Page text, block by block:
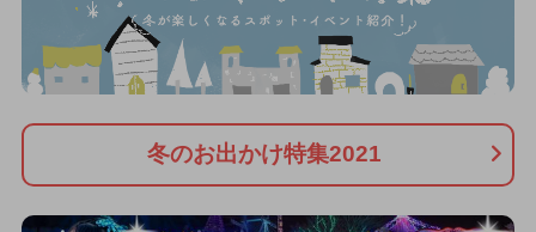
冬のお出かけ特集2021